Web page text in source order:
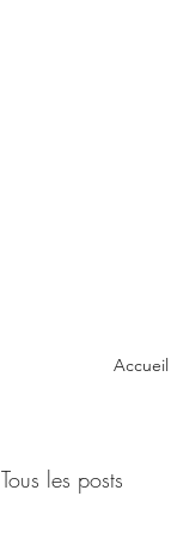
Accueil
Tous les posts